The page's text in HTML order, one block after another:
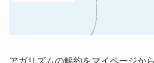
ユンス
まとめ
アガリズムの解約をマイページか